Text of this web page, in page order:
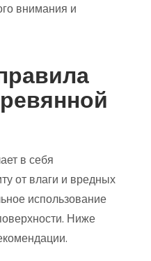
внимания и
в себя
от влаги и вредных
использование
Ниже